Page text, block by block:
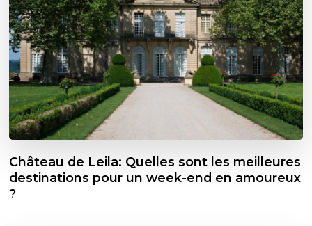
Château de Leila: Quelles sont les meilleures
destinations pour un week-end en amoureux
?